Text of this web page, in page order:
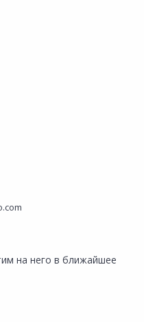
на него в ближайшее